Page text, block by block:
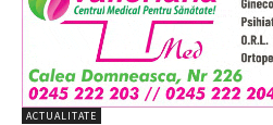
ACTUALITATE